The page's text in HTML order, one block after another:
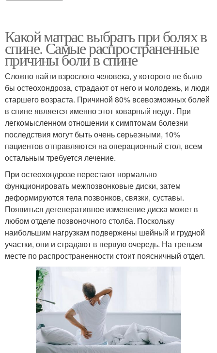
Какой матрас выбрать при болях в
спине. Самые распространенные
причины боли в спине
Сложно найти взрослого человека, у которого не было
бы остеохондроза, страдают от него и молодежь, и люди
старшего возраста. Причиной 80% всевозможных болей
в спине является именно этот коварный недуг. При
легкомысленном отношении к симптомам болезни
последствия могут быть очень серьезными, 10%
пациентов отправляются на операционный стол, всем
остальным требуется лечение.
При остеохондрозе перестают нормально
функционировать межпозвонковые диски, затем
деформируются тела позвонков, связки, суставы.
Появиться дегенеративное изменение диска может в
любом отделе позвоночного столба. Поскольку
наибольшим нагрузкам подвержены шейный и грудной
участки, они и страдают в первую очередь. На третьем
месте по распространенности стоит поясничный отдел.